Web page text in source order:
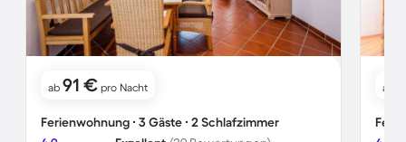
ab 91 € pro Nacht
Ferienwohnung ∙ 3 Gäste ∙ 2 Schlafzimmer
ab